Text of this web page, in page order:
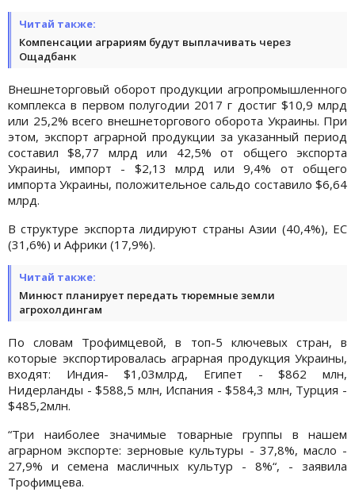
Читай также:
Компенсации аграриям будут выплачивать через
Ощадбанк
Внешнеторговый оборот продукции агропромышленного
комплекса в первом полугодии 2017 г достиг $10,9 млрд
или 25,2% всего внешнеторгового оборота Украины. При
этом, экспорт аграрной продукции за указанный период
составил $8,77 млрд или 42,5% от общего экспорта
Украины, импорт - $2,13 млрд или 9,4% от общего
импорта Украины, положительное сальдо составило $6,64
млрд.
В структуре экспорта лидируют страны Азии (40,4%), ЕС
(31,6%) и Африки (17,9%).
Читай также:
Минюст планирует передать тюремные земли
агрохолдингам
По словам Трофимцевой, в топ-5 ключевых стран, в
которые экспортировалась аграрная продукция Украины,
входят: Индия- $1,03млрд, Египет - $862 млн,
Нидерланды - $588,5 млн, Испания - $584,3 млн, Турция -
$485,2млн.
“Три наиболее значимые товарные группы в нашем
аграрном экспорте: зерновые культуры - 37,8%, масло -
27,9% и семена масличных культур - 8%“, - заявила
Трофимцева.